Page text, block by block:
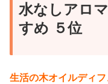
水なしアロ
すめ ５位
生活の木オイルディ